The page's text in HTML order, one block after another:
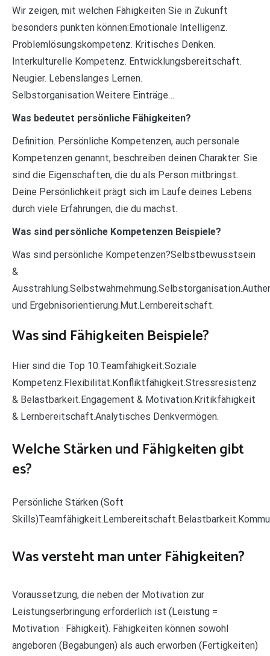
Wir zeigen, mit welchen Fähigkeiten Sie in Zukunft
besonders punkten können:Emotionale Intelligenz.
Problemlösungskompetenz. Kritisches Denken.
Interkulturelle Kompetenz. Entwicklungsbereitschaft.
Neugier. Lebenslanges Lernen.
Selbstorganisation.Weitere Einträge…
Was bedeutet persönliche Fähigkeiten?
Definition. Persönliche Kompetenzen, auch personale
Kompetenzen genannt, beschreiben deinen Charakter. Sie
sind die Eigenschaften, die du als Person mitbringst.
Deine Persönlichkeit prägt sich im Laufe deines Lebens
durch viele Erfahrungen, die du machst.
Was sind persönliche Kompetenzen Beispiele?
Was sind persönliche Kompetenzen?Selbstbewusstsein
&
und Ergebnisorientierung.Mut.Lernbereitschaft.
Was sind Fähigkeiten Beispiele?
Hier sind die Top 10:Teamfähigkeit.Soziale
Kompetenz.Flexibilität.Konfliktfähigkeit.Stressresistenz
& Belastbarkeit.Engagement & Motivation.Kritikfähigkeit
& Lernbereitschaft.Analytisches Denkvermögen.
Welche Stärken und Fähigkeiten gibt
es?
Persönliche Stärken (Soft
Was versteht man unter Fähigkeiten?
Voraussetzung, die neben der Motivation zur
Leistungserbringung erforderlich ist (Leistung =
Motivation · Fähigkeit). Fähigkeiten können sowohl
angeboren (Begabungen) als auch erworben (Fertigkeiten)